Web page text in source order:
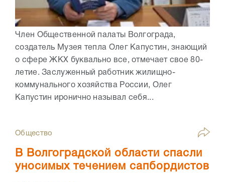
Член Общественной палаты Волгограда,
создатель Музея тепла Олег Капустин, знающий
о сфере ЖКХ буквально все, отмечает свое 80-
летие. Заслуженный работник жилищно-
коммунального хозяйства России, Олег
Капустин иронично называл себя...
Общество
В Волгоградской области спасли
уносимых течением сапбордистов